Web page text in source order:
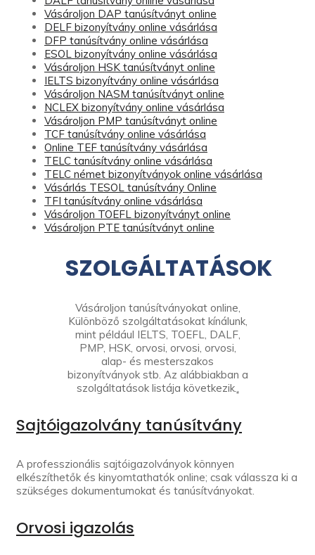
Vásároljon DAP tanúsítványt online
DELF bizonyítvány online vásárlása
DFP tanúsítvány online vásárlása
ESOL bizonyítvány online vásárlása
Vásároljon HSK tanúsítványt online
IELTS bizonyítvány online vásárlása
Vásároljon NASM tanúsítványt online
NCLEX bizonyítvány online vásárlása
Vásároljon PMP tanúsítványt online
TCF tanúsítvány online vásárlása
Online TEF tanúsítvány vásárlása
TELC tanúsítvány online vásárlása
TELC német bizonyítványok online vásárlása
Vásárlás TESOL tanúsítvány Online
TFI tanúsítvány online vásárlása
Vásároljon TOEFL bizonyítványt online
Vásároljon PTE tanúsítványt online
SZOLGÁLTATÁSOK
Vásároljon tanúsítványokat online,
Különböző szolgáltatásokat kínálunk,
mint például IELTS, TOEFL, DALF,
PMP, HSK, orvosi, orvosi, orvosi,
alap- és mesterszakos
bizonyítványok stb. Az alábbiakban a
szolgáltatások listája következik..
Sajtóigazolvány tanúsítvány
A professzionális sajtóigazolványok könnyen
elkészíthetők és kinyomtathatók online; csak válassza ki a
szükséges dokumentumokat és tanúsítványokat.
Orvosi igazolás